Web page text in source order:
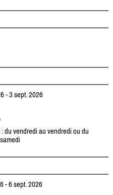
- 3 sept. 2026
du vendredi au vendredi ou du
- 6 sept. 2026